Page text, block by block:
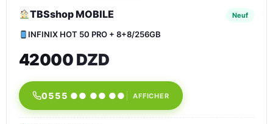
TBSshop MOBILE Neuf
INFINIX HOT 50 PRO + 8+8/256GB
42000 DZD
0555 ●● ●● ●● AFFICHER